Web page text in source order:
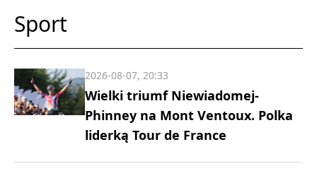
Sport
Wielki triumf Niewiadomej-
Phinney na Mont Ventoux. Polka
liderką Tour de France
2026-08-07, 20:33